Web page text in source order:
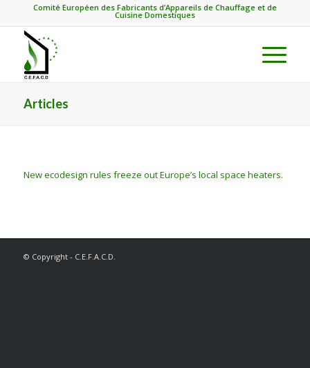
Comité Européen des Fabricants d’Appareils de Chauffage et de
Cuisine Domestiques
Articles
New ecodesign rules freeze out Europe’s local space heaters.
© Copyright - C.E.F.A.C.D.